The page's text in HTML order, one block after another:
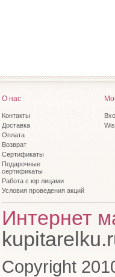
О нас
Контакты
Доставка
Оплата
Возврат
Сертификаты
Подарочные
сертификаты
Работа с юр.лицами
Условия проведения акций
Интернет
Copyright